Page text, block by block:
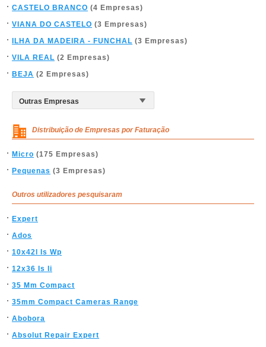
CASTELO BRANCO (4 Empresas)
VIANA DO CASTELO (3 Empresas)
ILHA DA MADEIRA - FUNCHAL (3 Empresas)
VILA REAL (2 Empresas)
BEJA (2 Empresas)
Distribuição de Empresas por Faturação
Micro (175 Empresas)
Pequenas (3 Empresas)
Outros utilizadores pesquisaram
Expert
Ados
10x42l Is Wp
12x36 Is Ii
35 Mm Compact
35mm Compact Cameras Range
Abobora
Absolut Repair Expert